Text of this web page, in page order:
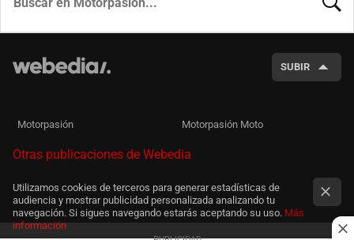
SUBIR
Motorpasión Motorpasión Moto
Otras publicaciones de Webedia
Utilizamos cookies de terceros para generar estadísticas de
audiencia y mostrar publicidad personalizada analizando tu
navegación. Si sigues navegando estarás aceptando su uso. Más
información